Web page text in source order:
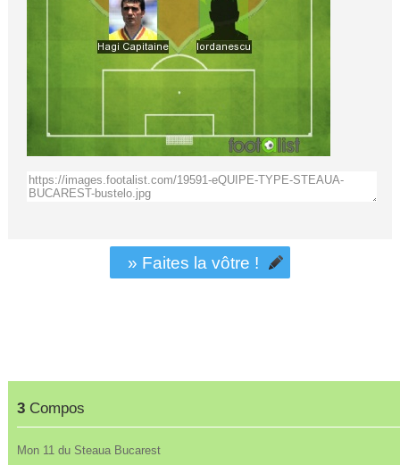
3Compos
Mon 11 du Steaua Bucarest
» Faites la vôtre !